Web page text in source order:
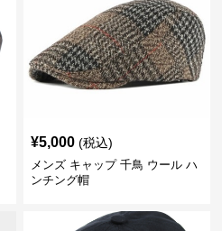
¥5,000 (税込)
メンズ キャップ 千鳥 ウール ハ
ンチング帽